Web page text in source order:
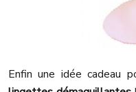
Enfin une idée cadeau